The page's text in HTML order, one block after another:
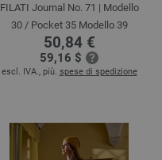
FILATI Journal No. 71 | Modello
30 / Pocket 35 Modello 39
50,84 €
59,16 $
escl. IVA., più. spese di spedizione